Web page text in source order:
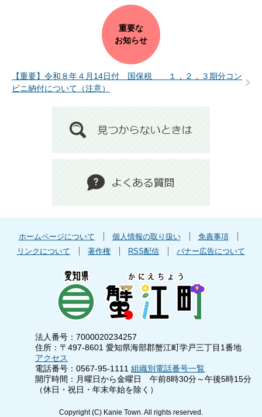
重要な
お知らせ
【重要】令和８年４月14日付 国保税 １，２，３期分コン
ビニ納付について（注意）
ホームページについて 個人情報の取り扱い
免責事項
リンクについて
著作権 RSS配信 バナー広告について
法人番号：7000020234257
住所：〒497-8601 愛知県海部郡蟹江町学戸三丁目1番地
アクセス
電話番号：0567-95-1111 組織別電話番号一覧
開庁時間：月曜日から金曜日 午前8時30分～午後5時15分
（休日・祝日・年末年始を除く）
Copyright (C) Kanie Town. All rights reserved.